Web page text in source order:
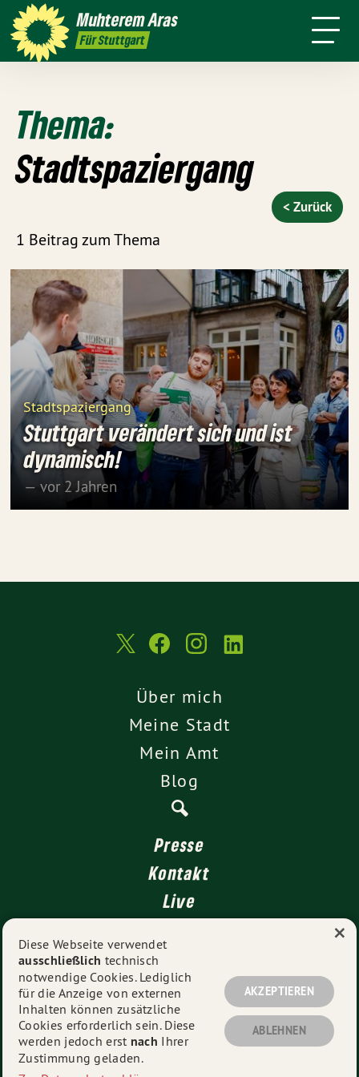
MuhteremAras
Für Stuttgart
Presse Kontakt Live
4 für
mich Stadt
Thema:
Stadtspaziergang
1 Beitrag zum Thema
< Zurück
Stadtspaziergang
Stuttgart verändert sich und ist
dynamisch!
— vor 2 Jahren
Über mich
Meine Stadt
Mein Amt
Blog
Presse
Kontakt
Live
Impressum
Datenschutz
© 2026 Muhterem Aras MdL - Alle Rechte vorbehalten.
Diese Webseite verwendet
ausschließlich technisch
notwendige Cookies. Lediglich
für die Anzeige von externen
Inhalten können zusätzliche
Cookies erforderlich sein. Diese
werden jedoch erst nach Ihrer
Zustimmung geladen.
AKZEPTIEREN
ABLEHNEN
×